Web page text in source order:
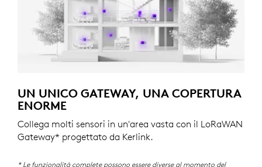
UN UNICO GATEWAY, UNA COPERTURA
ENORME
Collega molti sensori in un'area vasta con il LoRaWAN
Gateway* progettato da Kerlink.
* Le funzionalità complete possono essere diverse al momento del